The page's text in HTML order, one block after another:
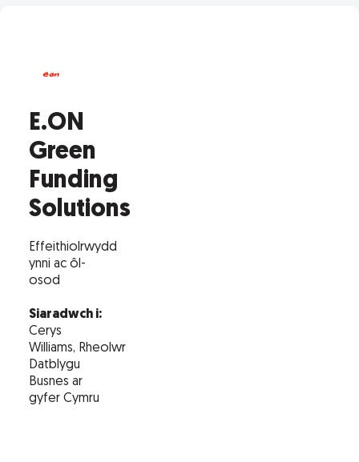
E.ON
Green
Funding
Solutions
Effeithiolrwydd
ynni ac ôl-
osod
Siaradwch i:
Cerys
Williams, Rheolwr
Datblygu
Busnes ar
gyfer Cymru